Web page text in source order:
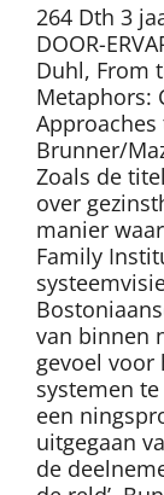
264 Dth 3
DOOR-
Duhl, From
Metaphors:
Brunner/
Zoals de
over
manier
Family
van binnen
gevoel
systemen
een
uitgegaan
de